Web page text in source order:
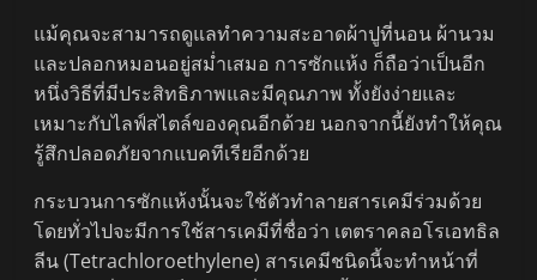
แม้คุณจะสามารถดูแลทำความสะอาดผ้าปูที่นอน ผ้านวม
และปลอกหมอนอยู่สม่ำเสมอ การซักแห้ง ก็ถือว่าเป็นอีก
หนึ่งวิธีที่มีประสิทธิภาพและมีคุณภาพ ทั้งยังง่ายและ
เหมาะกับไลฟ์สไตล์ของคุณอีกด้วย นอกจากนี้ยังทำให้คุณ
รู้สึกปลอดภัยจากแบคทีเรียอีกด้วย
กระบวนการซักแห้งนั้นจะใช้ตัวทำลายสารเคมีร่วมด้วย
โดยทั่วไปจะมีการใช้สารเคมีที่ชื่อว่า เตตราคลอโรเอทธิล
ลีน (Tetrachloroethylene) สารเคมีชนิดนี้จะทำหน้าที่